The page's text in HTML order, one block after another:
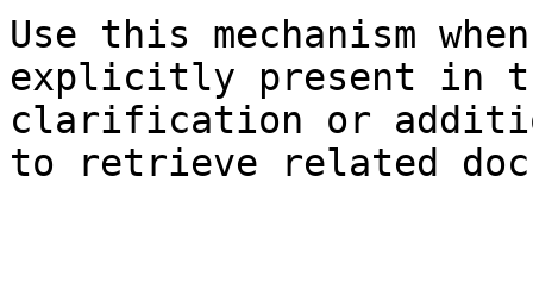
Use this mechanism
explicitly present in
clarification or